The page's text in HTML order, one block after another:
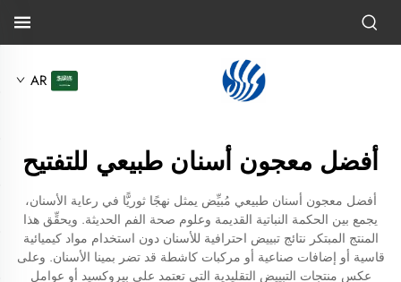
AR
أفضل معجون أسنان طبيعي للتفتيح
أفضل معجون أسنان طبيعي مُبيِّض يمثل نهجًا ثوريًّا في رعاية الأسنان،
يجمع بين الحكمة النباتية القديمة وعلوم صحة الفم الحديثة. ويحقِّق هذا
المنتج المبتكر نتائج تبييض احترافية للأسنان دون استخدام مواد كيميائية
قاسية أو إضافات صناعية أو مركبات كاشطة قد تضر بمينا الأسنان. وعلى
عكس منتجات التبييض التقليدية التي تعتمد على بيروكسيد أو عوامل